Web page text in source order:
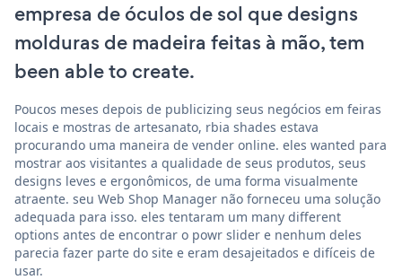
empresa de óculos de sol que designs
molduras de madeira feitas à mão, tem
been able to create.
Poucos meses depois de publicizing seus negócios em feiras
locais e mostras de artesanato, rbia shades estava
procurando uma maneira de vender online. eles wanted para
mostrar aos visitantes a qualidade de seus produtos, seus
designs leves e ergonômicos, de uma forma visualmente
atraente. seu Web Shop Manager não forneceu uma solução
adequada para isso. eles tentaram um many different
options antes de encontrar o powr slider e nenhum deles
parecia fazer parte do site e eram desajeitados e difíceis de
usar.